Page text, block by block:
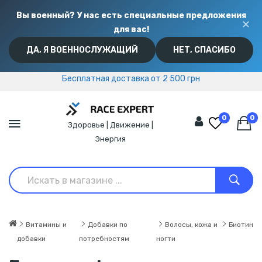
Вы военный? У нас есть специальные предложения
для вас!
ДА, Я ВОЕННОСЛУЖАЩИЙ НЕТ, СПАСИБО
✕
Бесплатная доставка от 2 500 грн
Бесплатная доставка от 2 500 грн
Здоровье | Движение |
Энергия
0 0
Витамины и
добавки
Добавки по
потребностям
Волосы, кожа и
ногти
Биотин